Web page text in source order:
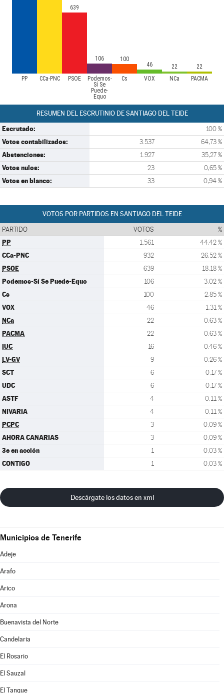
PP CCa-PNC PSOE
Podemos-
Sí Se
Puede-
Equo
Cs VOX NCa PACMA
639
106 100
46 22 22
RESUMEN DEL ESCRUTINIO DE SANTIAGO DEL TEIDE
Escrutado: 100 %
Votos contabilizados: 3.537 64,73 %
Abstenciones: 1.927 35,27 %
Votos nulos: 23 0,65 %
Votos en blanco: 33 0,94 %
VOTOS POR PARTIDOS EN SANTIAGO DEL TEIDE
PARTIDO VOTOS %
PP 1.561 44,42 %
CCa-PNC 932 26,52 %
PSOE 639 18,18 %
Podemos-Sí Se Puede-Equo 106 3,02 %
Cs 100 2,85 %
VOX 46 1,31 %
NCa 22 0,63 %
PACMA 22 0,63 %
IUC 16 0,46 %
LV-GV 9 0,26 %
SCT 6 0,17 %
UDC 6 0,17 %
ASTF 4 0,11 %
NIVARIA 4 0,11 %
PCPC 3 0,09 %
AHORA CANARIAS 3 0,09 %
3e en acción 1 0,03 %
CONTIGO 1 0,03 %
Descárgate los datos en xml
Municipios de Tenerife
Adeje
Arafo
Arico
Arona
Buenavista del Norte
Candelaria
El Rosario
El Sauzal
El Tanque